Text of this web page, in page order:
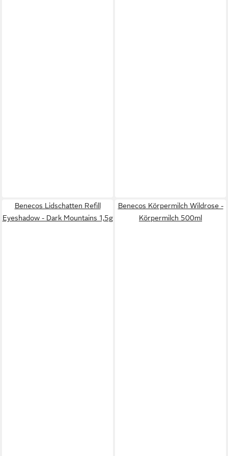
Benecos Lidschatten Refill
Eyeshadow - Dark Mountains 1,5g
Benecos Körpermilch Wildrose -
Körpermilch 500ml